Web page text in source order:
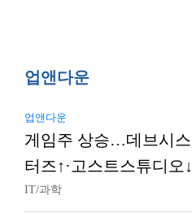
업앤다운
업앤다운
게임주 상승…데브시스
터즈↑·고스트스튜디오↓
IT/과학